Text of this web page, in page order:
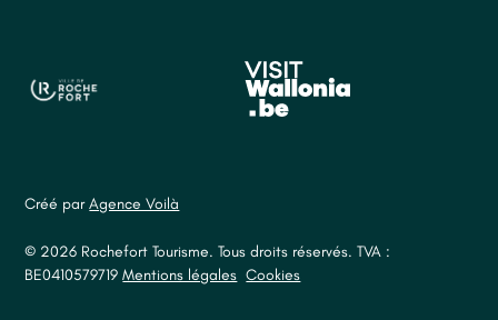
© 2026 Rochefort Tourisme. Tous droits réservés. TVA :
BE0410579719Mentions légales Cookies
Créé parAgence Voilà